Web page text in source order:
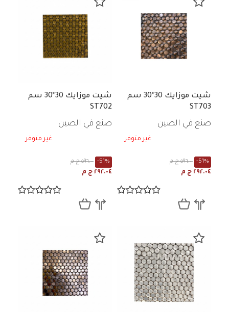
شيت موزايك 30*30 سم
ST703
صنع في الصين
غير متوفر
٥٩٦.٠٠ ج م -51%
٢٩٢.٠٤ ج م
شيت موزايك 30*30 سم
ST702
صنع في الصين
غير متوفر
٥٩٦.٠٠ ج م -51%
٢٩٢.٠٤ ج م